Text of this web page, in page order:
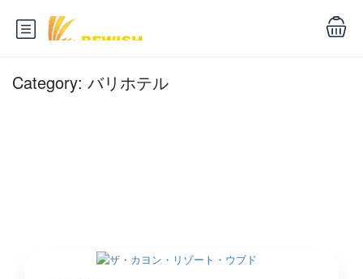
Category: バリホテル